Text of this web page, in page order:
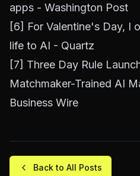
apps - Washington Post
[6] For Valentine's Day, I
life to AI - Quartz
[7] Three Day Rule
Matchmaker-Trained AI
Business Wire
Back to All Posts